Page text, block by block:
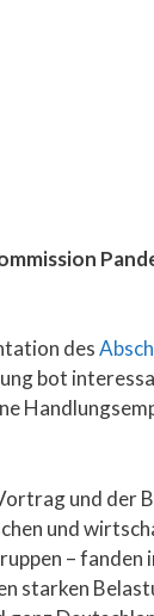
des
bot
und der
und
–